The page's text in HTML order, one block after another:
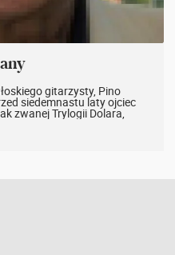
gitarzysty, Pino
siedemnastu laty ojciec
zwanej Trylogii Dolara,